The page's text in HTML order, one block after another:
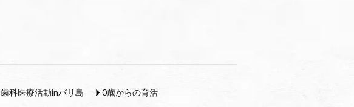
歯科医療活動inバリ島
0歳からの育活